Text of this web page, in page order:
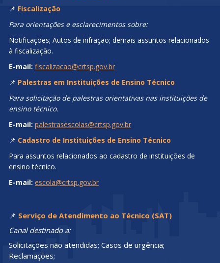
📌 Fiscalização
Para orientações e esclarecimentos sobre:
Notificações; Autos de infração; demais assuntos relacionados
à fiscalização.
E-mail: fiscalizacao@crtsp.gov.br
📌 Palestras em Instituições de Ensino Técnico
Para solicitação de palestras orientativas nas instituições de
ensino técnico.
E-mail: palestrasescolas@crtsp.gov.br
📌 Cadastro de Instituições de Ensino Técnico
Para assuntos relacionados ao cadastro de instituições de
ensino técnico.
E-mail: escola@crtsp.gov.br
📌 Serviço de Atendimento ao Técnico (SAT)
Canal destinado a:
Solicitações não atendidas; Casos de urgência;
Reclamações;